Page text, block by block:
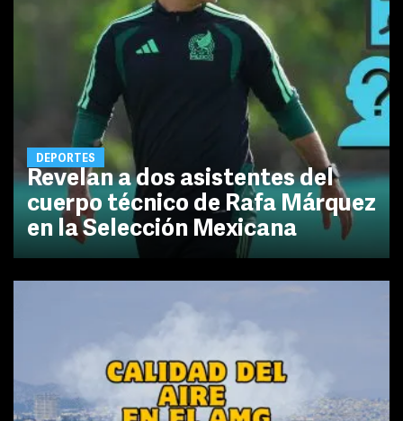
DEPORTES
Revelan a dos asistentes del
cuerpo técnico de Rafa Márquez
en la Selección Mexicana